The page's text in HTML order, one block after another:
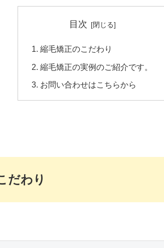
目次
縮毛矯正のこだわり
縮毛矯正の実例のご紹介です。
お問い合わせはこちらから
だわり